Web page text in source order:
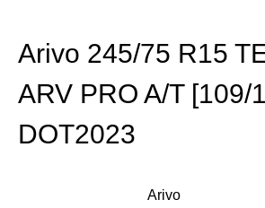
Arivo 245/75 R15
ARV PRO A/T [109/
DOT2023
Arivo